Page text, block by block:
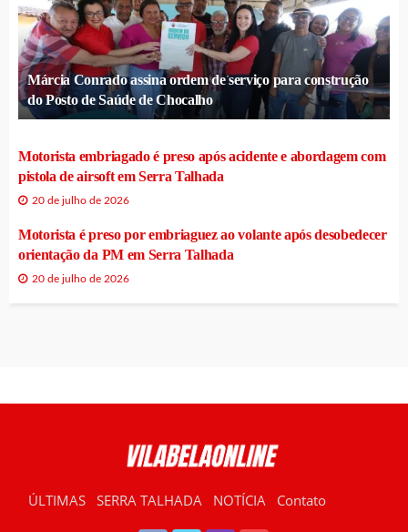
Márcia Conrado assina ordem de serviço para construção
do Posto de Saúde de Chocalho
Motorista embriagado é preso após acidente e abordagem com
pistola de airsoft em Serra Talhada
20 de julho de 2026
Motorista é preso por embriaguez ao volante após desobedecer
orientação da PM em Serra Talhada
20 de julho de 2026
ÚLTIMAS SERRA TALHADA NOTÍCIA Contato